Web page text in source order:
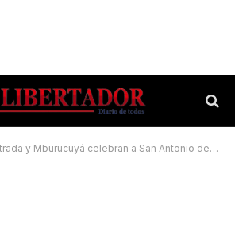
y Mburucuyá celebran a San Antonio de Padua